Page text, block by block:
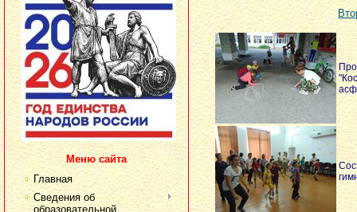
Меню сайта
Главная
Сведения об
образовательной